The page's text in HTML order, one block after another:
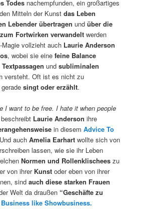
Todes nachempfunden, ein großartiges
Mitteln der Kunstdas Leben
Lebender übertragen undüber die
Fortwirken verwandelt werden
vollzieht auch Laurie Anderson
, wobei sie einefeine Balance
undsubliminalen
versteht. Oft ist es nicht zu
geradesingt oder erzählt.
I want to be free. I hate it when people
Laurie Anderson ihre
in diesemAdvice To
Und auchAmelia Earhart wollte sich von
lassen, wie sie ihr Leben
Normen und Rollenklischees zu
von ihrer Kunst oder eben von ihrer
sindauch diese starken Frauen
Welt da draußen “Geschäfte zu
Business like Showbusiness.